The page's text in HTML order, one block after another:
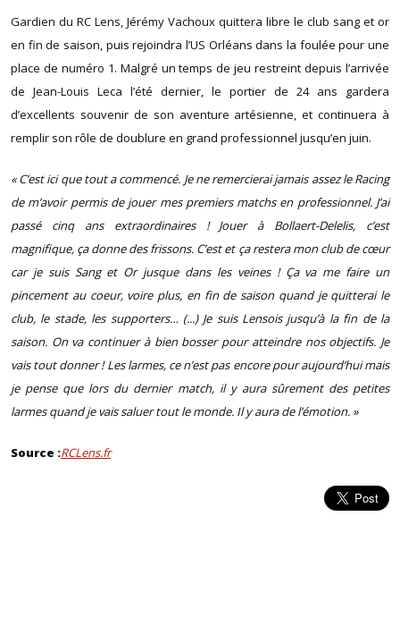
Gardien du RC Lens, Jérémy Vachoux quittera libre le club sang et or
en fin de saison, puis rejoindra l’US Orléans dans la foulée pour une
place de numéro 1. Malgré un temps de jeu restreint depuis l’arrivée
de Jean-Louis Leca l’été dernier, le portier de 24 ans gardera
d’excellents souvenir de son aventure artésienne, et continuera à
remplir son rôle de doublure en grand professionnel jusqu’en juin.
« C’est ici que tout a commencé. Je ne remercierai jamais assez le Racing
de m’avoir permis de jouer mes premiers matchs en professionnel. J’ai
passé cinq ans extraordinaires ! Jouer à Bollaert-Delelis, c’est
magnifique, ça donne des frissons. C’est et ça restera mon club de cœur
car je suis Sang et Or jusque dans les veines ! Ça va me faire un
pincement au coeur, voire plus, en fin de saison quand je quitterai le
club, le stade, les supporters… (...) Je suis Lensois jusqu’à la fin de la
saison. On va continuer à bien bosser pour atteindre nos objectifs. Je
vais tout donner ! Les larmes, ce n’est pas encore pour aujourd’hui mais
je pense que lors du dernier match, il y aura sûrement des petites
larmes quand je vais saluer tout le monde. Il y aura de l’émotion. »
Source :RCLens.fr